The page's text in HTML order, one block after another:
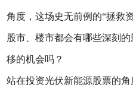
角度，这场史无前例的“拯救
股市、楼市都会有哪些深刻
移的机会吗？
站在投资光伏新能源股票的